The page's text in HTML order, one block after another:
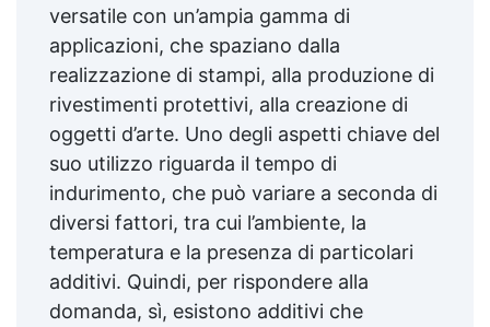
versatile con un’ampia gamma di
applicazioni, che spaziano dalla
realizzazione di stampi, alla produzione di
rivestimenti protettivi, alla creazione di
oggetti d’arte. Uno degli aspetti chiave del
suo utilizzo riguarda il tempo di
indurimento, che può variare a seconda di
diversi fattori, tra cui l’ambiente, la
temperatura e la presenza di particolari
additivi. Quindi, per rispondere alla
domanda, sì, esistono additivi che